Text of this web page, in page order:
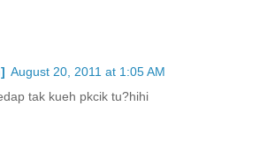
August 20, 2011 at 1:05 AM
tak kueh pkcik tu?hihi